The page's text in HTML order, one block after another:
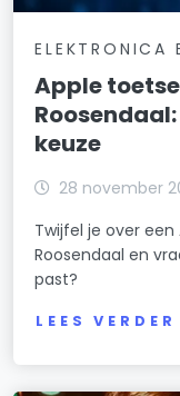
ELEKTRONICA
Apple
keuze
28 november
Twijfel je over
Roosendaal en
past?
LEES VERDER